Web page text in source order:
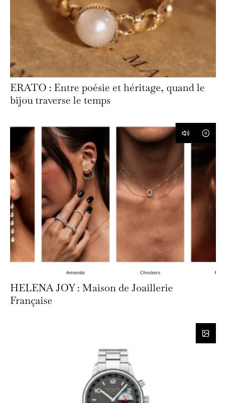
ERATO : Entre poésie et héritage, quand le
bijou traverse le temps
HELENA JOY : Maison de Joaillerie
Française